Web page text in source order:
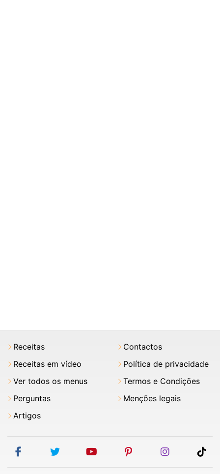
Receitas
Receitas em vídeo
Ver todos os menus
Perguntas
Artigos
Contactos
Política de privacidade
Termos e Condições
Menções legais
facebooktwitter youtubepinterestinstagram